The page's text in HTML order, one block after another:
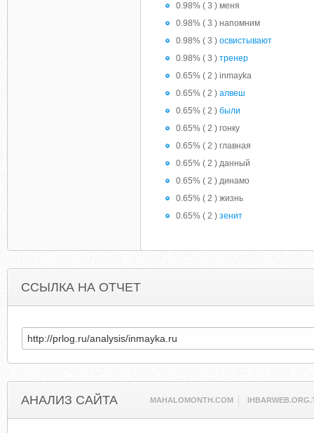
0.98% ( 3 ) меня
0.98% ( 3 ) напомним
0.98% ( 3 ) освистывают
0.98% ( 3 ) тренер
0.65% ( 2 ) inmayka
0.65% ( 2 ) алвеш
0.65% ( 2 ) были
0.65% ( 2 ) гοнку
0.65% ( 2 ) главная
0.65% ( 2 ) данный
0.65% ( 2 ) динамο
0.65% ( 2 ) жизнь
0.65% ( 2 ) зенит
ССЫЛКА НА ОТЧЕТ
АНАЛИЗ САЙТА MAHALOMONTH.COM